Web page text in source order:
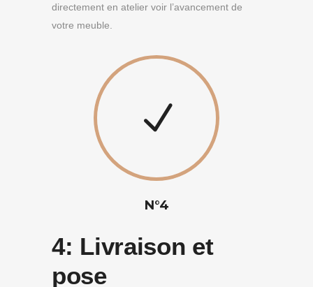
directement en atelier voir l’avancement de
votre meuble.
N°4
4: Livraison et
pose